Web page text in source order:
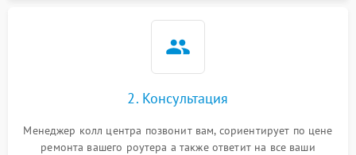
2. Консультация
Менеджер колл центра позвонит вам, сориентирует по цене
ремонта вашего роутера а также ответит на все ваши